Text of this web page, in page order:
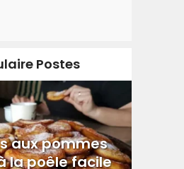
Postes
aux pommes
la poêle facile